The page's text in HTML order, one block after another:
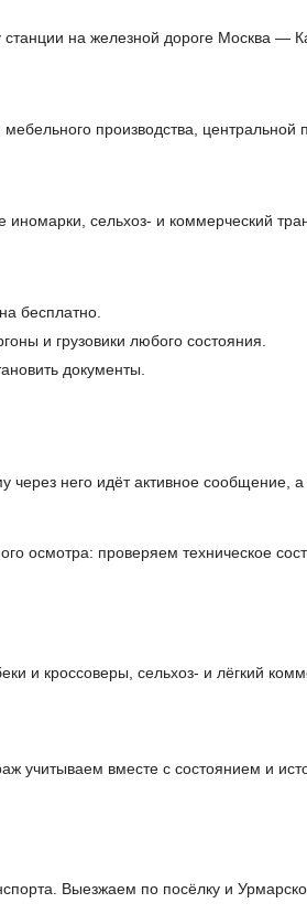
на железной дороге Москва —
производства, центральной
сельхоз- и коммерческий
бесплатно.
и грузовики любого состояния.
документы.
него идёт активное сообщение,
осмотра: проверяем техническое
кроссоверы, сельхоз- и лёгкий
учитываем вместе с состоянием и
Выезжаем по посёлку и